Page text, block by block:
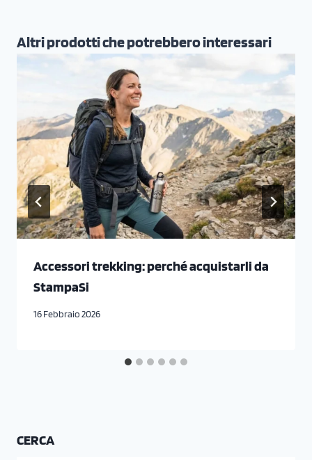
Altri prodotti che potrebbero interessari
Accessori trekking: perché acquistarli da
StampaSi
16 Febbraio 2026
CERCA